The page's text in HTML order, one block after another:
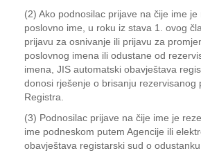
(2) Ako podnosilac prijave na čije ime je
poslovno ime, u roku iz stava 1. ovog
prijavu za osnivanje ili prijavu za
poslovnog imena ili odustane od
imena, JIS automatski obavještava
donosi rješenje o brisanju rezervisanog
Registra.
(3) Podnosilac prijave na čije ime je
ime podneskom putem Agencije ili
obavještava registarski sud o